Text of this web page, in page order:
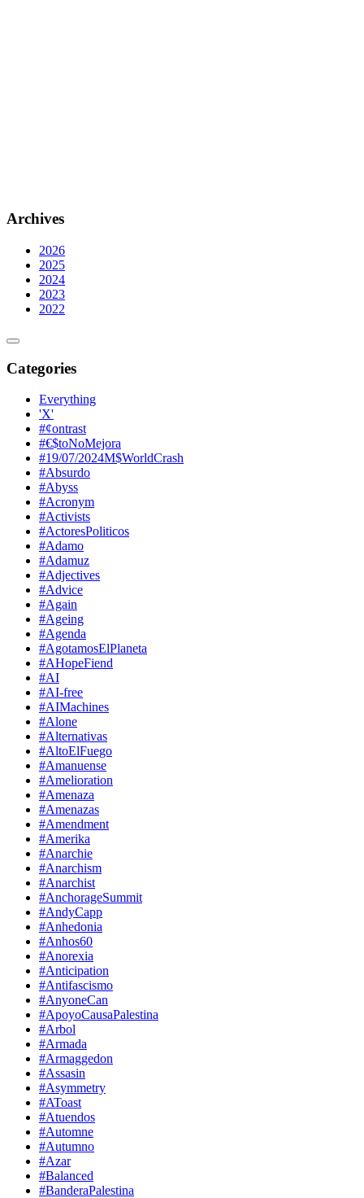
Archives
2026
2025
2024
2023
2022
Categories
Everything
'X'
#¢ontrast
#€$toNoMejora
#19/07/2024M$WorldCrash
#Absurdo
#Abyss
#Acronym
#Activists
#ActoresPoliticos
#Adamo
#Adamuz
#Adjectives
#Advice
#Again
#Ageing
#Agenda
#AgotamosElPlaneta
#AHopeFiend
#AI
#AI-free
#AIMachines
#Alone
#Alternativas
#AltoElFuego
#Amanuense
#Amelioration
#Amenaza
#Amenazas
#Amendment
#Amerika
#Anarchie
#Anarchism
#Anarchist
#AnchorageSummit
#AndyCapp
#Anhedonia
#Anhos60
#Anorexia
#Anticipation
#Antifascismo
#AnyoneCan
#ApoyoCausaPalestina
#Arbol
#Armada
#Armaggedon
#Assasin
#Asymmetry
#AToast
#Atuendos
#Automne
#Autumno
#Azar
#Balanced
#BanderaPalestina